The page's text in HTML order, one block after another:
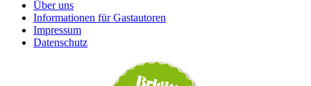
Über uns
Informationen für Gastautoren
Impressum
Datenschutz